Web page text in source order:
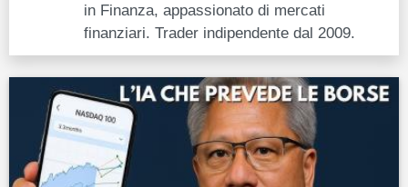
in Finanza, appassionato di mercati
finanziari. Trader indipendente dal 2009.